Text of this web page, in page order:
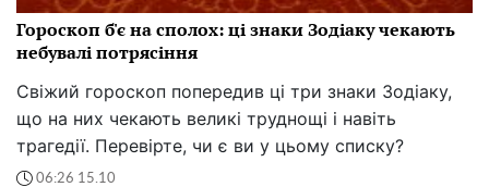
Гороскоп б'є на сполох: ці знаки Зодіаку чекають
небувалі потрясіння
Свіжий гороскоп попередив ці три знаки Зодіаку,
що на них чекають великі труднощі і навіть
трагедії. Перевірте, чи є ви у цьому списку?
06:26 15.10